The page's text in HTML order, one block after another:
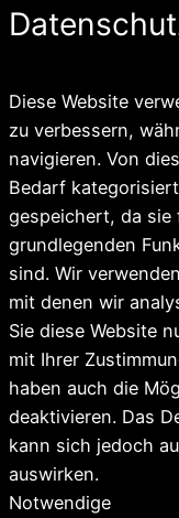
Diese Website
zu verbessern,
navigieren. Von
Bedarf
gespeichert, da sie
grundlegenden
sind. Wir
mit denen wir
Sie diese Website
mit Ihrer
haben auch die
deaktivieren. Das
kann sich jedoch
auswirken.
Notwendige